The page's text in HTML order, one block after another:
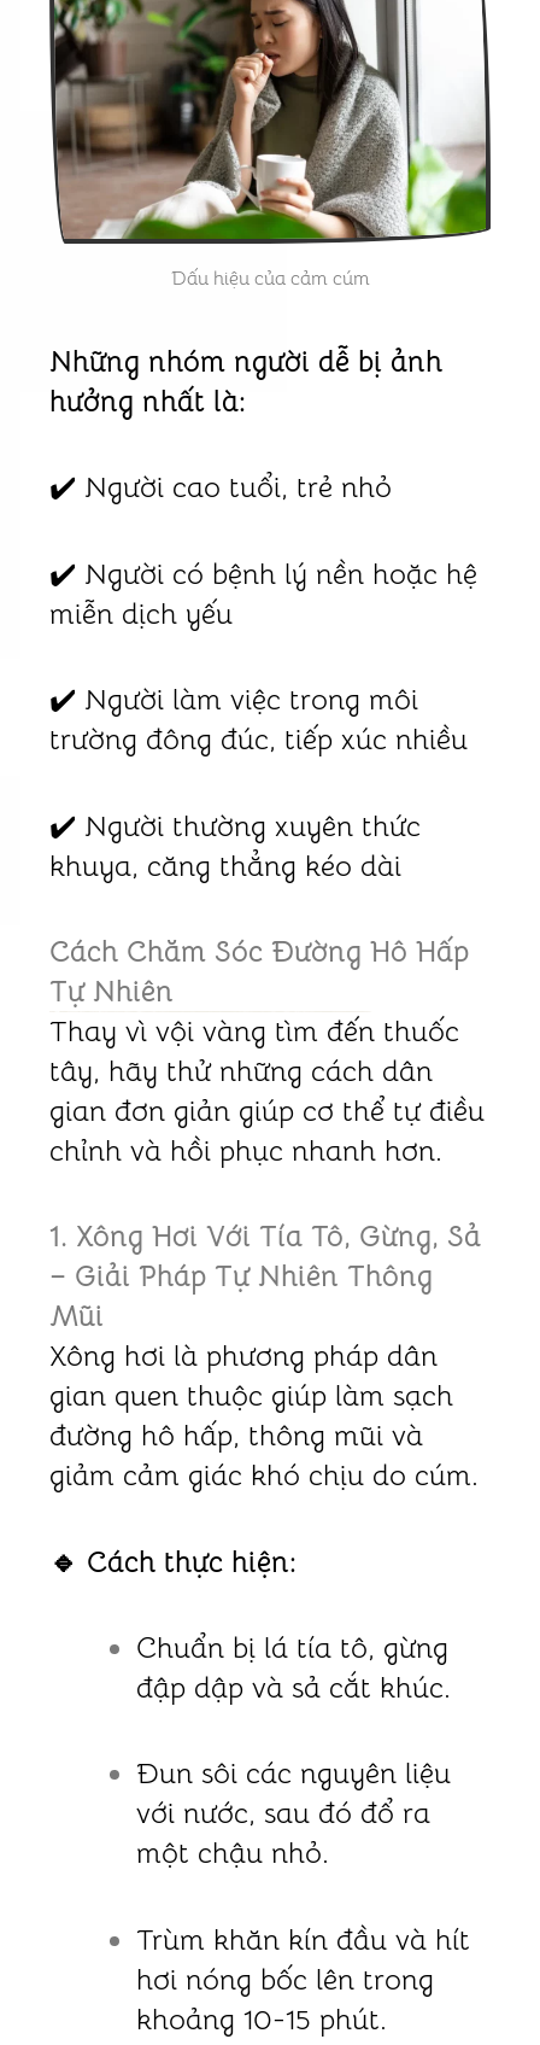
Dấu hiệu của cảm cúm
Những nhóm người dễ bị ảnh
hưởng nhất là:
✔️ Người cao tuổi, trẻ nhỏ
✔️ Người có bệnh lý nền hoặc hệ
miễn dịch yếu
✔️ Người làm việc trong môi
trường đông đúc, tiếp xúc nhiều
✔️ Người thường xuyên thức
khuya, căng thẳng kéo dài
Cách Chăm Sóc Đường Hô Hấp
Tự Nhiên
Thay vì vội vàng tìm đến thuốc
tây, hãy thử những cách dân
gian đơn giản giúp cơ thể tự điều
chỉnh và hồi phục nhanh hơn.
1. Xông Hơi Với Tía Tô, Gừng, Sả
– Giải Pháp Tự Nhiên Thông
Mũi
Xông hơi là phương pháp dân
gian quen thuộc giúp làm sạch
đường hô hấp, thông mũi và
giảm cảm giác khó chịu do cúm.
🔹 Cách thực hiện:
Chuẩn bị lá tía tô, gừng
đập dập và sả cắt khúc.
Đun sôi các nguyên liệu
với nước, sau đó đổ ra
một chậu nhỏ.
Trùm khăn kín đầu và hít
hơi nóng bốc lên trong
khoảng 10-15 phút.